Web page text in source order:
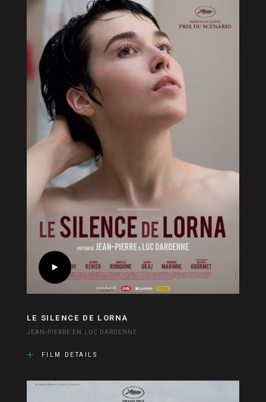
LE SILENCE DE LORNA
JEAN-PIERRE EN LUC DARDENNE
FILM DETAILS